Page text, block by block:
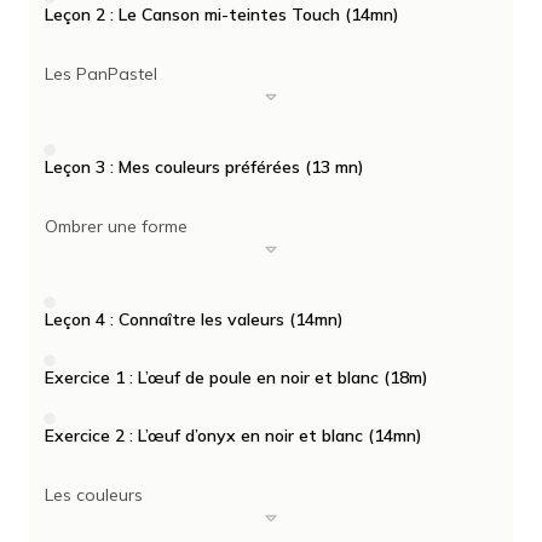
Leçon 2 : Le Canson mi-teintes Touch (14mn)
Les PanPastel
Leçon 3 : Mes couleurs préférées (13 mn)
Ombrer une forme
Leçon 4 : Connaître les valeurs (14mn)
Exercice 1 : L’œuf de poule en noir et blanc (18m)
Exercice 2 : L’œuf d’onyx en noir et blanc (14mn)
Les couleurs